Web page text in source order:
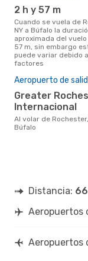
2 h y 57 m
Cuando se vuela de Rochester,
NY a Búfalo la
aproximada del
57 m, sin embargo
puede variar debido
factores
Aeropuerto de
Greater Rochester
Internacional
Al volar de Rochester, NY a
Búfalo
Distancia:
Aeropuertos
Aeropuertos